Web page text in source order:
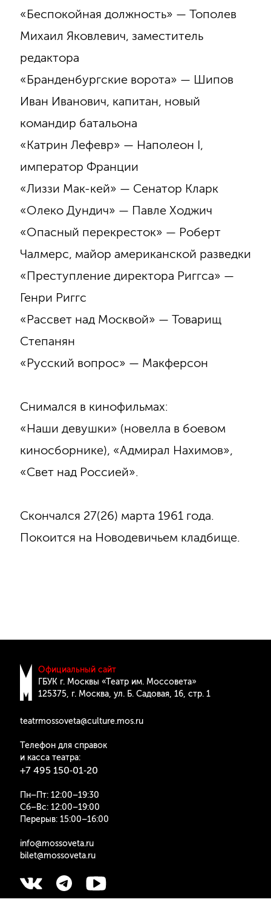
«Беспокойная должность» — Тополев
Михаил Яковлевич, заместитель
редактора
«Бранденбургские ворота» — Шипов
Иван Иванович, капитан, новый
командир батальона
«Катрин Лефевр» — Наполеон I,
император Франции
«Лиззи Мак-кей» — Сенатор Кларк
«Олеко Дундич» — Павле Ходжич
«Опасный перекресток» — Роберт
Чалмерс, майор американской разведки
«Преступление директора Риггса» —
Генри Риггс
«Рассвет над Москвой» — Товарищ
Степанян
«Русский вопрос» — Макферсон
Снимался в кинофильмах:
«Наши девушки» (новелла в боевом
киносборнике), «Адмирал Нахимов»,
«Свет над Россией».
Скончался 27(26) марта 1961 года.
Покоится на Новодевичьем кладбище.
Официальный сайт
ГБУК г. Москвы «Театр им. Моссовета»
125375, г. Москва, ул. Б. Cадовая, 16, стр. 1
teatrmossoveta@culture.mos.ru
Телефон для справок
и касса театра:
+7 495 150‑01‑20
Пн–Пт: 12:00–19:30
Сб–Вс: 12:00–19:00
Перерыв: 15:00–16:00
info@mossoveta.ru
bilet@mossoveta.ru